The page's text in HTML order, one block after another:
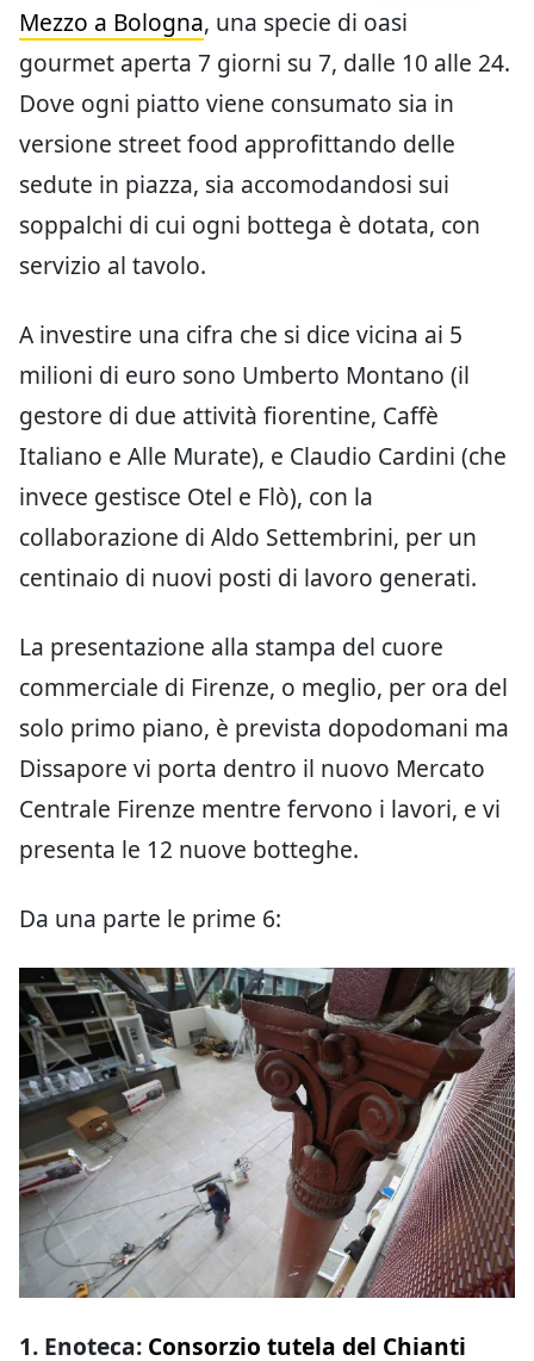
Mezzo a Bologna, una specie di oasi
gourmet aperta 7 giorni su 7, dalle 10 alle 24.
Dove ogni piatto viene consumato sia in
versione street food approfittando delle
sedute in piazza, sia accomodandosi sui
soppalchi di cui ogni bottega è dotata, con
servizio al tavolo.
A investire una cifra che si dice vicina ai 5
milioni di euro sono Umberto Montano (il
gestore di due attività fiorentine, Caffè
Italiano e Alle Murate), e Claudio Cardini (che
invece gestisce Otel e Flò), con la
collaborazione di Aldo Settembrini, per un
centinaio di nuovi posti di lavoro generati.
La presentazione alla stampa del cuore
commerciale di Firenze, o meglio, per ora del
solo primo piano, è prevista dopodomani ma
Dissapore vi porta dentro il nuovo Mercato
Centrale Firenze mentre fervono i lavori, e vi
presenta le 12 nuove botteghe.
Da una parte le prime 6:
1. Enoteca: Consorzio tutela del Chianti